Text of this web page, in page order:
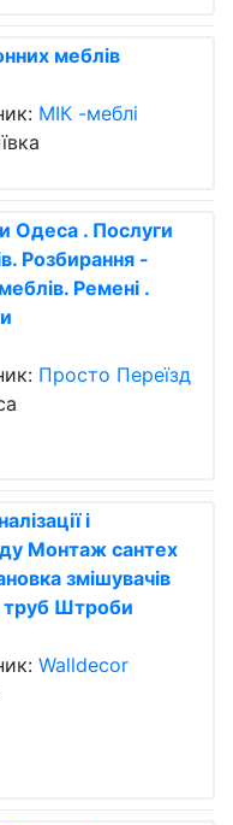
меблів
МІК -меблі
Одеса . Послуги
Розбирання -
Ремені .
Просто Переїзд
і
Монтаж сантех
змішувачів
труб Штроби
Walldecor